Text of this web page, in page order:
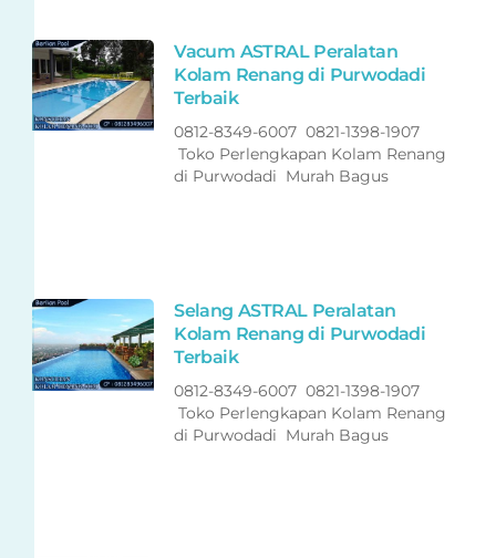
Vacum ASTRAL Peralatan
Kolam Renang di Purwodadi
Terbaik
0812-8349-6007 0821-1398-1907
Toko Perlengkapan Kolam Renang
di Purwodadi Murah Bagus
Selang ASTRAL Peralatan
Kolam Renang di Purwodadi
Terbaik
0812-8349-6007 0821-1398-1907
Toko Perlengkapan Kolam Renang
di Purwodadi Murah Bagus